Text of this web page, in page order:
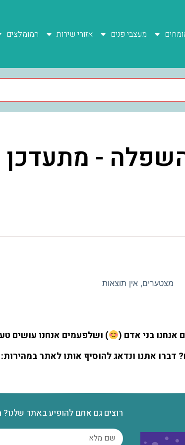
מעצבי פנים אזורי שירות המומלצים
- מתעדכן
מצטערים, אין תוצאות
אנחנו בני אדם (
) ושלפעמים אנחנו עושים
דברו אתנו ונדאג להוסיף אותו לאתר במהירות:
רוצים גם אתם להופיע באתר